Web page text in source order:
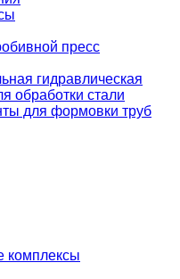
пресс
гидравлическая
обработки стали
для формовки труб
комплексы